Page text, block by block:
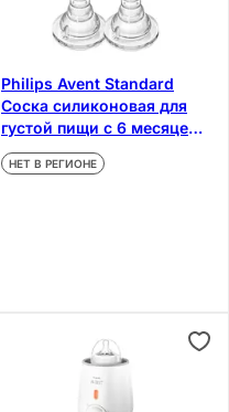
Philips Avent Standard
Соска силиконовая для
густой пищи с 6 месяцев
2 шт
НЕТ В РЕГИОНЕ